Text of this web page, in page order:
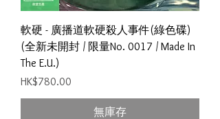
軟硬 - 廣播道軟硬殺人事件(綠色碟)
(全新未開封 / 限量No. 0017 / Made In
The E.U.)
價格
HK$780.00
無庫存